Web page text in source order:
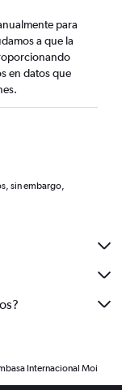
para
a que la
en datos que
sin embargo,
Internacional Moi